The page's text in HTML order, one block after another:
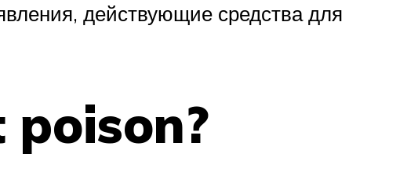
действующие средства для